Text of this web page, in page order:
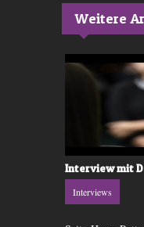
Weitere
Interview mit
Interviews
Seit «Harry
Interview mit
Interviews